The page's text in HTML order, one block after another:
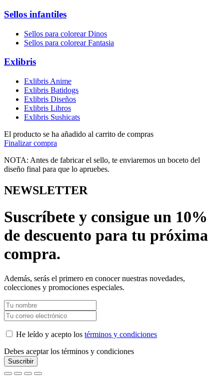
Sellos infantiles
Sellos para colorear Dinos
Sellos para colorear Fantasia
Exlibris
Exlibris Anime
Exlibris Batidogs
Exlibris Diseños
Exlibris Libros
Exlibris Sushicats
El producto se ha añadido al carrito de compras
Finalizar compra
NOTA: Antes de fabricar el sello, te enviaremos un boceto del
diseño final para que lo apruebes.
NEWSLETTER
Suscríbete y consigue un 10%
de descuento para tu próxima
compra.
Además, serás el primero en conocer nuestras novedades,
colecciones y promociones especiales.
He leído y acepto los términos y condiciones
Debes aceptar los términos y condiciones